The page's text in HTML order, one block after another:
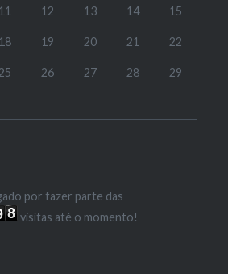
11 12 13 14 15
18 19 20 21 22
25 26 27 28 29
por fazer parte das
visítas até o momento!